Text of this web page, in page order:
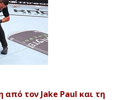
τον Jake Paul και τη